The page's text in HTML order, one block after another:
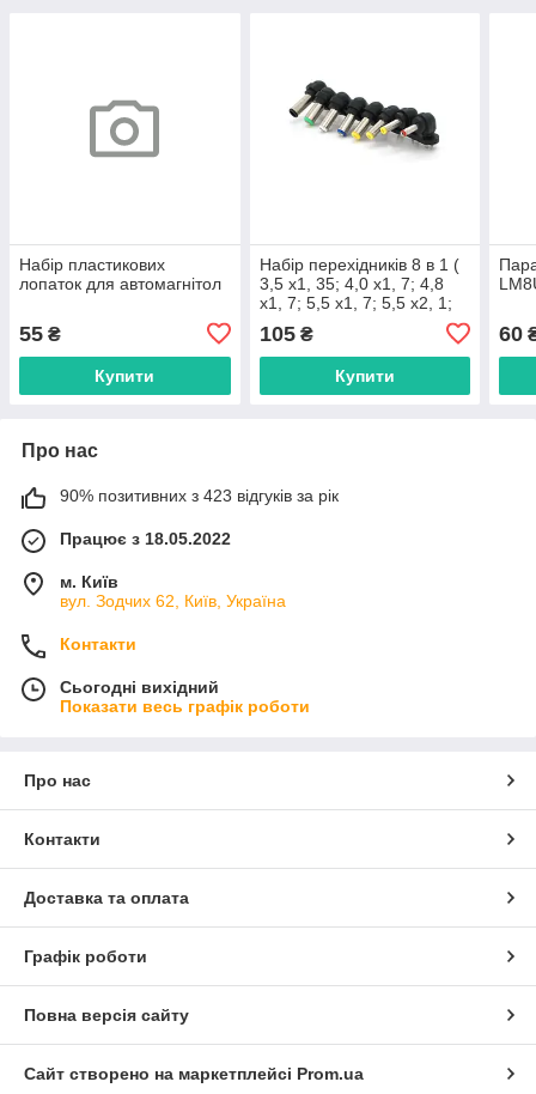
Набір пластикових
лопаток для автомагнітол
55 ₴
Купити
Набір перехідників 8 в 1 (
3,5 х1, 35; 4,0 х1, 7; 4,8
х1, 7; 5,5 х1, 7; 5,5 х2, 1;
105₴
Купити
60
Про нас
90% позитивних з 423 відгуків за рік
Працює з 18.05.2022
м. Київ
вул. Зодчих 62, Київ, Україна
Контакти
Сьогодні вихідний
Показати весь графік роботи
Про нас
Контакти
Доставка та оплата
Графік роботи
Повна версія сайту
Сайт створено на маркетплейсі Prom.ua